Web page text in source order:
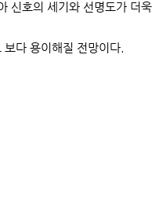
호의 세기와 선명도가 더
다 용이해질 전망이다.